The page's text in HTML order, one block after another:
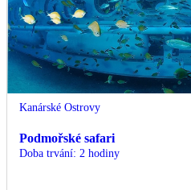
Kanárské Ostrovy
Podmořské safari
Doba trvání: 2 hodiny